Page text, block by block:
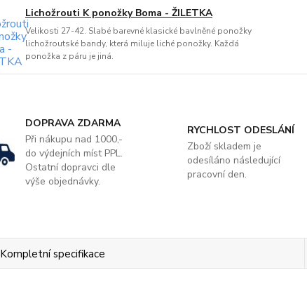
Lichožrouti K ponožky Boma - ŽILETKA
Velikosti 27-42. Slabé barevné klasické bavlněné ponožky
lichožroutské bandy, která miluje liché ponožky. Každá
ponožka z páru je jiná.
DOPRAVA ZDARMA
Při nákupu nad 1000,-
do výdejních míst PPL.
Ostatní dopravci dle
výše objednávky.
RYCHLOST ODESLÁNÍ
Zboží skladem je
odesíláno následující
pracovní den.
Kompletní specifikace